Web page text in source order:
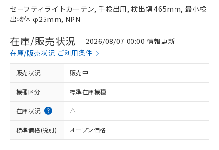
セーフティライトカーテン, 手検出用, 検出幅 465mm, 最小検
出物体 φ25mm, NPN
在庫/販売状況
2026/08/07 00:00 情報更新
在庫/販売状況 ご利用条件
販売状況 販売中
機種区分 標準在庫機種
在庫状況 △
標準価格(税別) オープン価格